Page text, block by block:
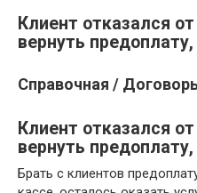
Клиент отказался
вернуть
Справочная /
Клиент отказался
вернуть
Брать с клиентов